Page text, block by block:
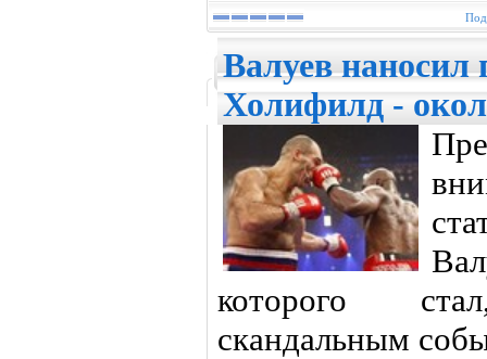
Валуев наносил
Холифилд -
которого
скандальным